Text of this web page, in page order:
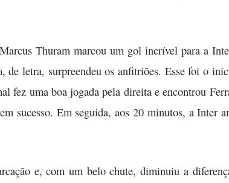
Thuram marcou um gol incrível para a
letra, surpreendeu os anfitriões. Esse foi o
fez uma boa jogada pela direita e encontrou
sucesso. Em seguida, aos 20 minutos, a Inter
e, com um belo chute, diminuiu a